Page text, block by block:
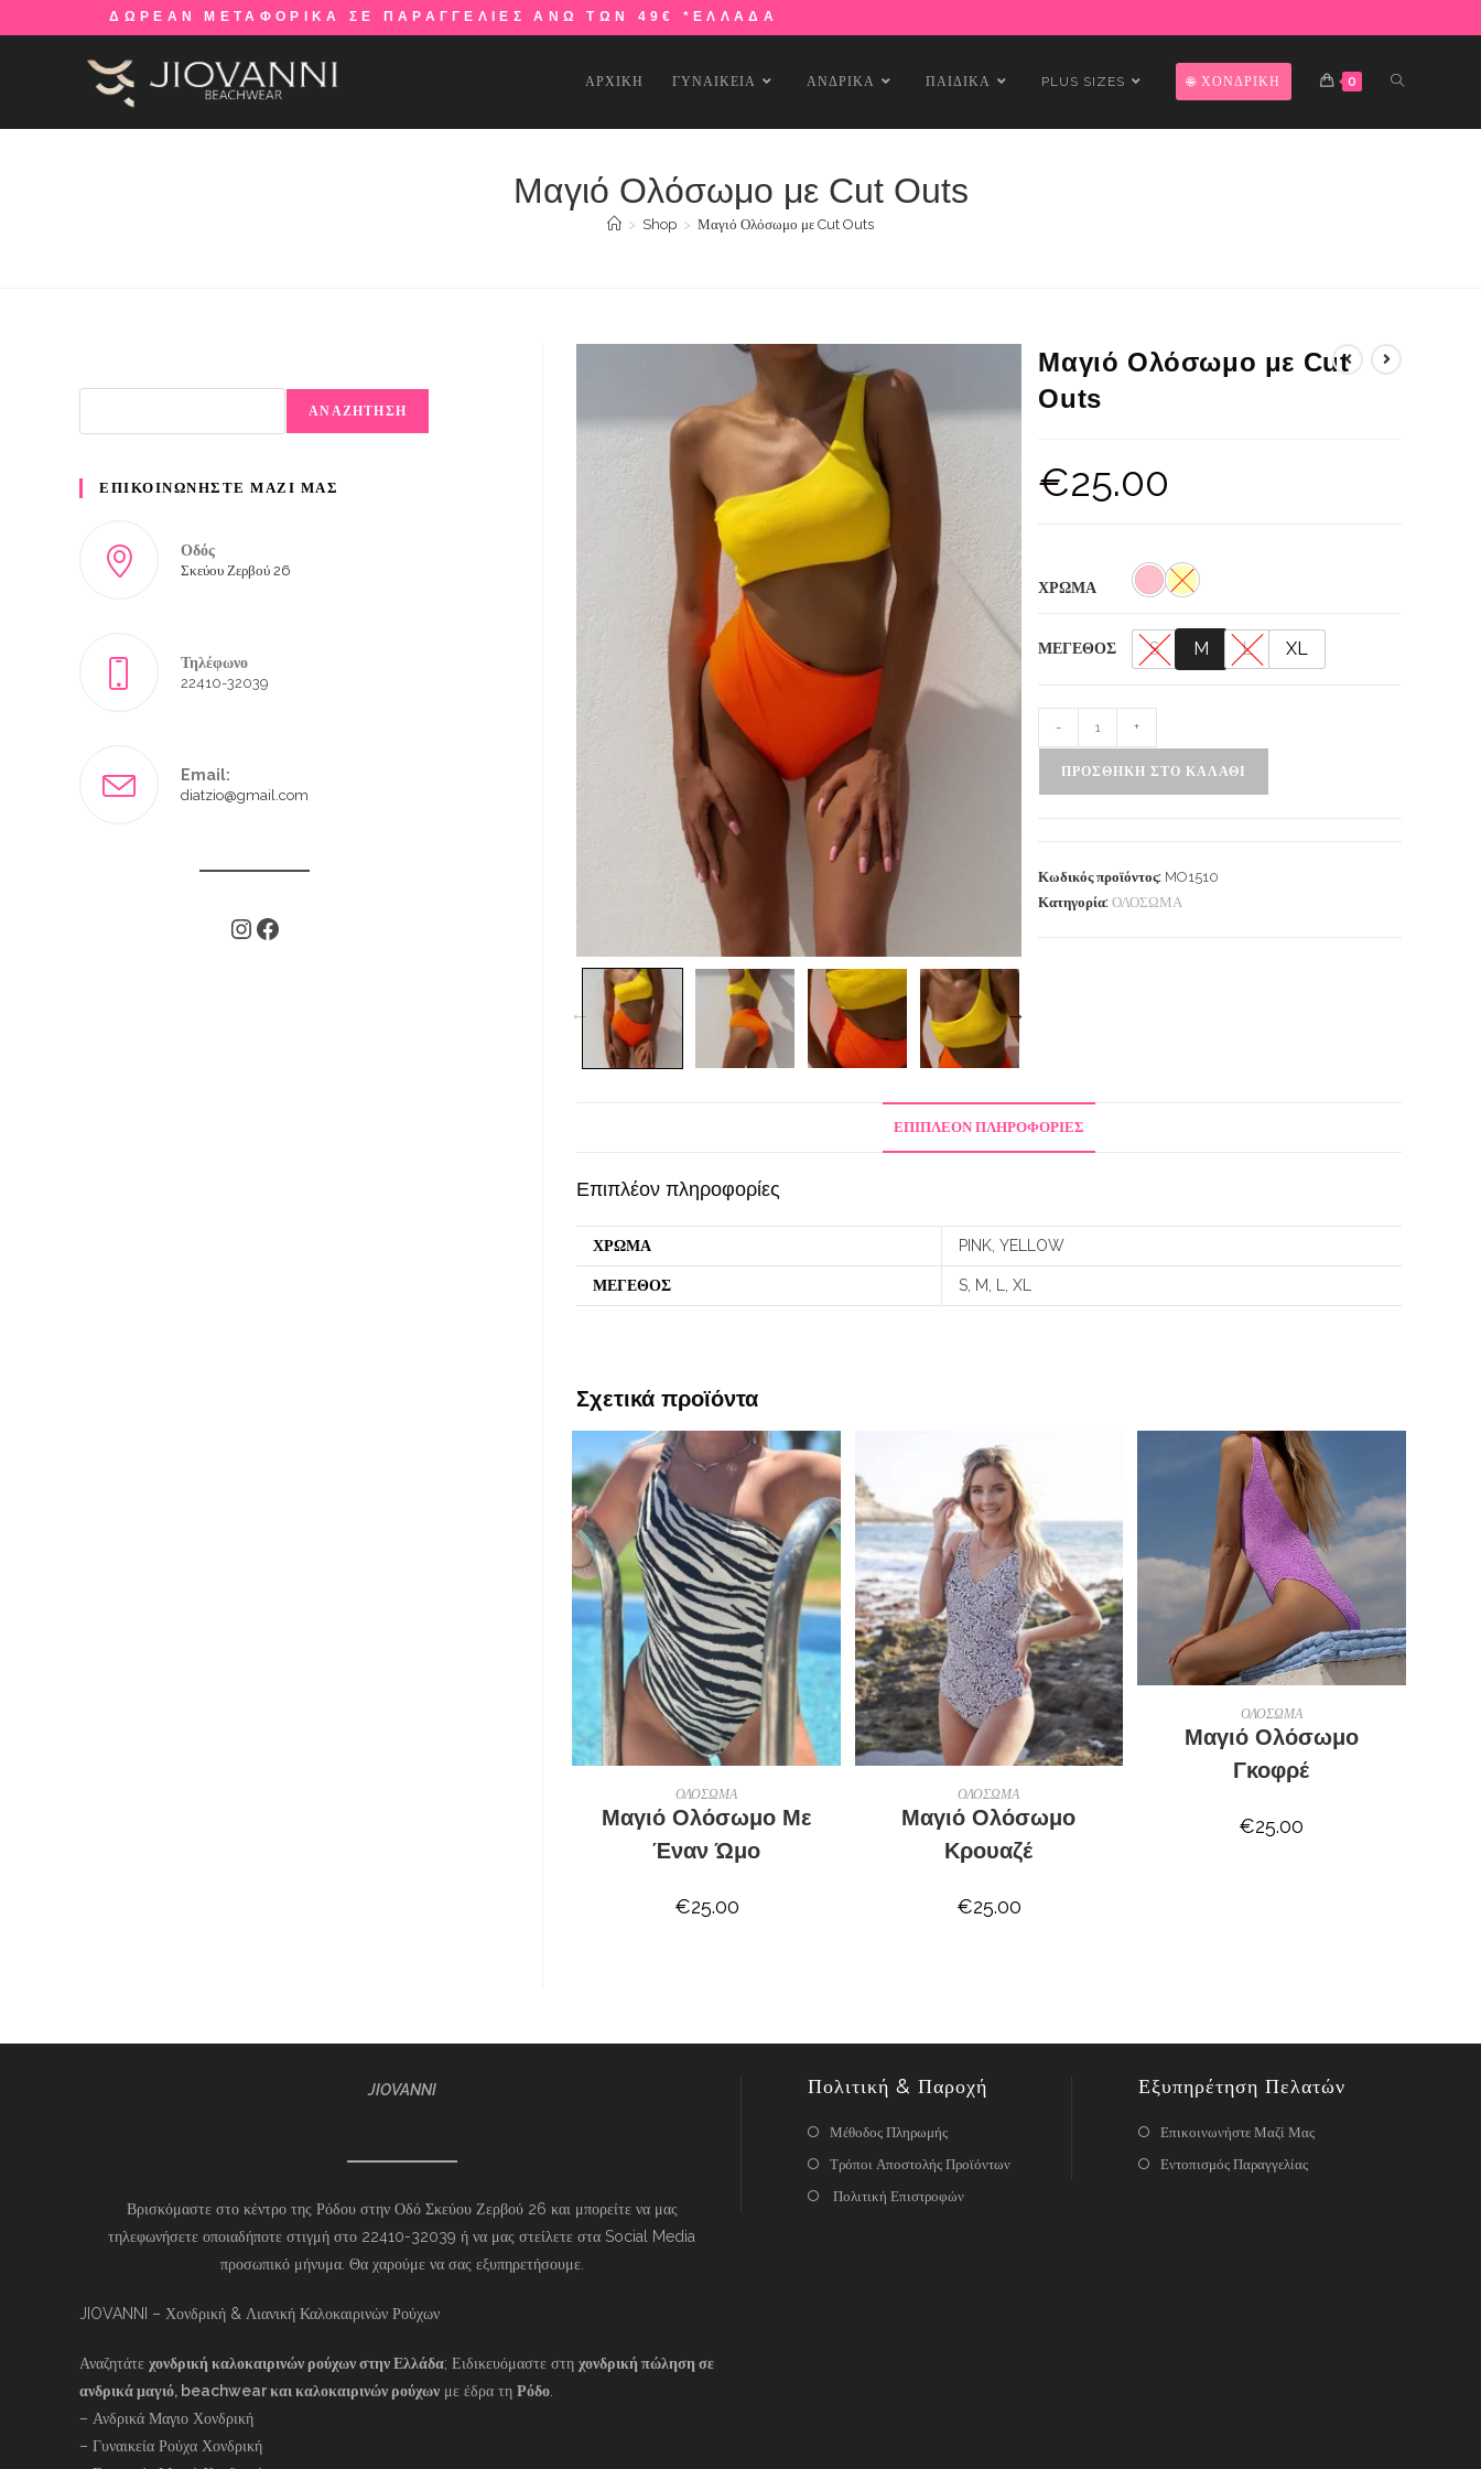
ΔΩΡΕΑΝ ΜΕΤΑΦΟΡΙΚΑ ΣΕ ΠΑΡΑΓΓΕΛΙΕΣ ΑΝΩ ΤΩΝ 49€ *ΕΛΛΑΔΑ
ΑΡΧΙΚΗ ΓΥΝΑΙΚΕΙΑ ΑΝΔΡΙΚΑ ΠΑΙΔΙΚΑ PLUS SIZES ΧΟΝΔΡΙΚΗ 0
Μαγιό Ολόσωμο με Cut Outs
> Shop > Μαγιό Ολόσωμο με Cut Outs
Μαγιό Ολόσωμο με Cut
Outs
€25.00
ΧΡΩΜΑ
ΜΕΓΕΘΟΣ S M L XL
- +
ΠΡΟΣΘΉΚΗ ΣΤΟ ΚΑΛΆΘΙ
Κωδικός προϊόντος: MO1510
Κατηγορία:ΟΛΟΣΩΜΑ
ΕΠΙΠΛΈΟΝ ΠΛΗΡΟΦΟΡΊΕΣ
Επιπλέον πληροφορίες
ΧΡΩΜΑ PINK, YELLOW
ΜΕΓΕΘΟΣ S, M, L, XL
Σχετικά προϊόντα
ΕΠΙΛΟΓΉ
ΟΛΟΣΩΜΑ
Μαγιό Ολόσωμο Με
Έναν Ώμο
€25.00
ΕΠΙΛΟΓΉ
ΟΛΟΣΩΜΑ
Μαγιό Ολόσωμο
Κρουαζέ
€25.00
ΕΠΙΛΟΓΉ
ΟΛΟΣΩΜΑ
Μαγιό Ολόσωμο
Γκοφρέ
€25.00
ΑΝΑΖΗΤΗΣΗ
ΕΠΙΚΟΙΝΩΝΗΣΤΕ ΜΑΖΙ ΜΑΣ
Οδός
Σκεύου Ζερβού 26
Τηλέφωνο
22410-32039
Email:
diatzio@gmail.com
JIOVANNI
Βρισκόμαστε στο κέντρο της Ρόδου στην Οδό Σκεύου Ζερβού 26 και μπορείτε να μας
τηλεφωνήσετε οποιαδήποτε στιγμή στο 22410-32039 ή να μας στείλετε στα Social Media
προσωπικό μήνυμα. Θα χαρούμε να σας εξυπηρετήσουμε.
JIOVANNI – Χονδρική & Λιανική Καλοκαιρινών Ρούχων
Αναζητάτε χονδρική καλοκαιρινών ρούχων στην Ελλάδα; Ειδικευόμαστε στη χονδρική πώληση σε
ανδρικά μαγιό, beachwear και καλοκαιρινών ρούχων με έδρα τη Ρόδο
– Ανδρικά Μαγιο Χονδρική
– Γυναικεία Ρούχα Χονδρική
Πολιτική & Παροχή
Μέθοδος Πληρωμής
Τρόποι Αποστολής Προϊόντων
Πολιτική Επιστροφών
Εξυπηρέτηση Πελατών
Επικοινωνήστε Μαζί Μας
Εντοπισμός Παραγγελίας